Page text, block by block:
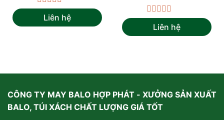
Được
xếp
hạng
Liên hệ
Được
xếp
hạng
Liên hệ
CÔNG TY MAY BALO HỢP PHÁT - XƯỞNG SẢN XUẤT
BALO, TÚI XÁCH CHẤT LƯỢNG GIÁ TỐT